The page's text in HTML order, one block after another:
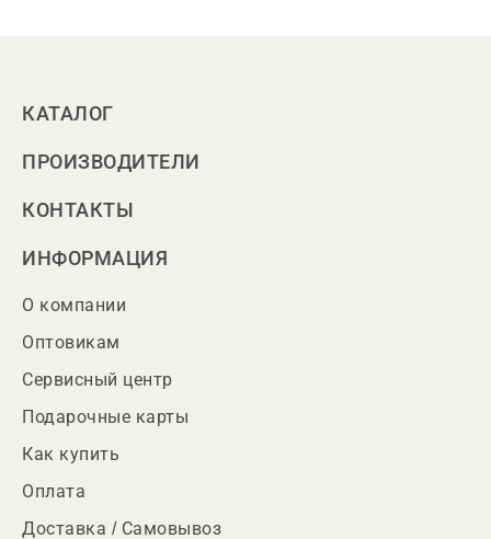
КАТАЛОГ
ПРОИЗВОДИТЕЛИ
КОНТАКТЫ
ИНФОРМАЦИЯ
О компании
Оптовикам
Сервисный центр
Подарочные карты
Как купить
Оплата
Доставка / Самовывоз